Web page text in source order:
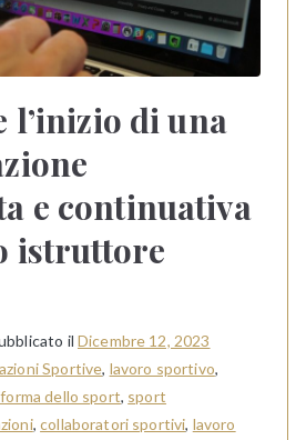
l’inizio di una
e continuativa
istruttore
il Dicembre 12, 2023
Sportive, lavoro sportivo,
dello sport, sport
,collaboratori sportivi, lavoro